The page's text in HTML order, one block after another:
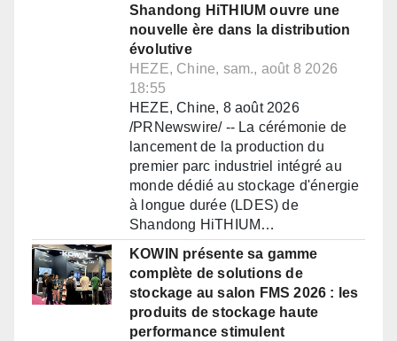
Shandong HiTHIUM ouvre une
nouvelle ère dans la distribution
évolutive
HEZE, Chine, sam., août 8 2026
18:55
HEZE, Chine, 8 août 2026
/PRNewswire/ -- La cérémonie de
lancement de la production du
premier parc industriel intégré au
monde dédié au stockage d'énergie
à longue durée (LDES) de
Shandong HiTHIUM…
KOWIN présente sa gamme
complète de solutions de
stockage au salon FMS 2026 : les
produits de stockage haute
performance stimulent